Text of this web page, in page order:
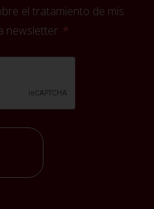
el tratamiento de mis
newsletter.